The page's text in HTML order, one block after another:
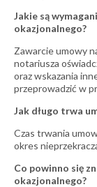
Jakie są
okazjonalnego?
Zawarcie umowy
notariusza
oraz wskazania
przeprowadzić w
Jak długo trwa
Czas trwania
okres
Co powinno się
okazjonalnego?